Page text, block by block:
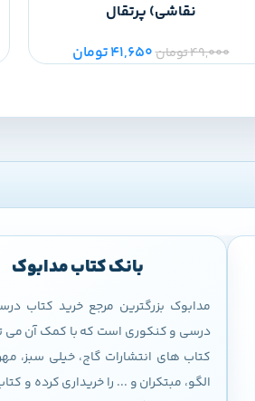
نقاشی) پرتقال
49,000تومان41,650تومان
بانک کتاب مدابوک
مدابوک بزرگترین مرجع خرید کتاب
درسی و کنکوری است که با کمک آن می
کتاب های انتشارات گاج، خیلی سبز،
الگو، مبتکران و ... را خریداری کرده و